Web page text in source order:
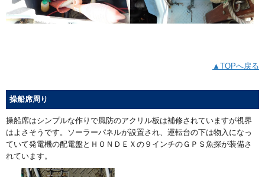
▲TOPへ戻る
操船席周り
操船席はシンプルな作りで風防のアクリル板は補修されていますが視界
はよさそうです。ソーラーパネルが設置され、運転台の下は物入になっ
ていて発電機の配電盤とＨＯＮＤＥＸの９インチのＧＰＳ魚探が装備さ
れています。